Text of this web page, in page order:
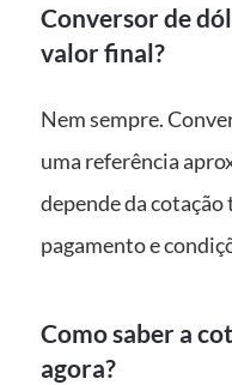
Conversor de
valor final?
Nem sempre.
uma referência
depende da
pagamento e
Como saber a
agora?